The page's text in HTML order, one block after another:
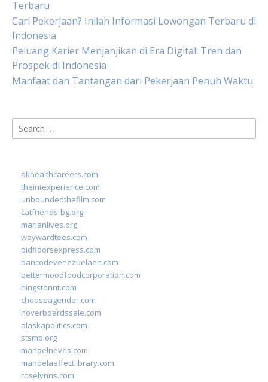
Terbaru
Cari Pekerjaan? Inilah Informasi Lowongan Terbaru di
Indonesia
Peluang Karier Menjanjikan di Era Digital: Tren dan
Prospek di Indonesia
Manfaat dan Tantangan dari Pekerjaan Penuh Waktu
Search
for:
okhealthcareers.com
theintexperience.com
unboundedthefilm.com
catfriends-bg.org
marianlives.org
waywardtees.com
pidfloorsexpress.com
bancodevenezuelaen.com
bettermoodfoodcorporation.com
hingstonnt.com
chooseagender.com
hoverboardssale.com
alaskapolitics.com
stsmp.org
manoelneves.com
mandelaeffectlibrary.com
roselynns.com